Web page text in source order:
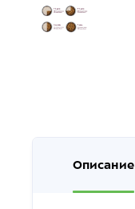
Описание